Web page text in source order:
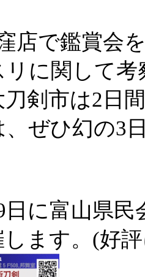
店で鑑賞会
リに関して
剣市は2日
、ぜひ幻の3
日に富山県
ます。(好